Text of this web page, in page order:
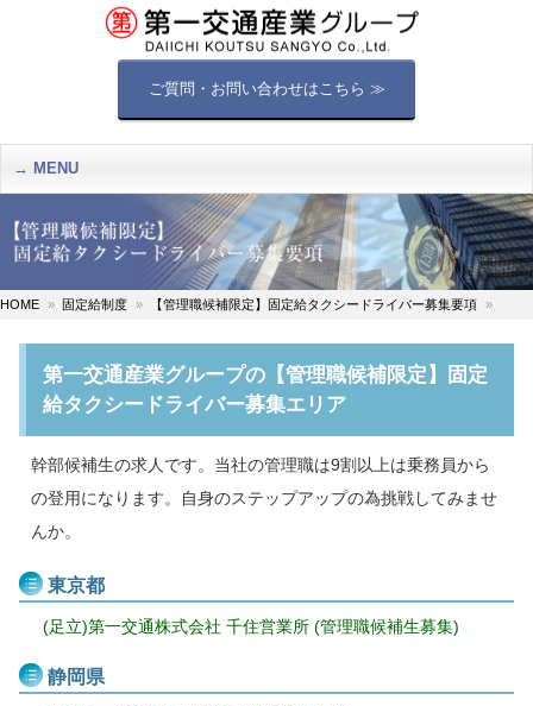
ご質問・お問い合わせはこちら ≫
MENU
HOME 固定給制度 【管理職候補限定】固定給タクシードライバー募集要項
第一交通産業グループの【管理職候補限定】固定
給タクシードライバー募集エリア
幹部候補生の求人です。当社の管理職は9割以上は乗務員から
の登用になります。自身のステップアップの為挑戦してみませ
んか。
東京都
(足立)第一交通株式会社 千住営業所 (管理職候補生募集)
静岡県